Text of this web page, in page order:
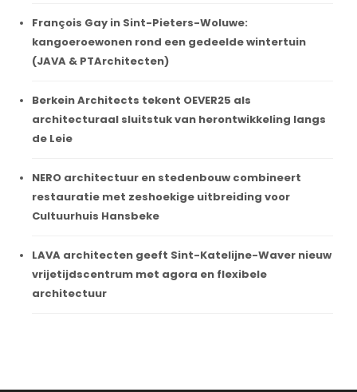
François Gay in Sint-Pieters-Woluwe:
kangoeroewonen rond een gedeelde wintertuin
(JAVA & PTArchitecten)
Berkein Architects tekent OEVER25 als
architecturaal sluitstuk van herontwikkeling langs
de Leie
NERO architectuur en stedenbouw combineert
restauratie met zeshoekige uitbreiding voor
Cultuurhuis Hansbeke
LAVA architecten geeft Sint-Katelijne-Waver nieuw
vrijetijdscentrum met agora en flexibele
architectuur